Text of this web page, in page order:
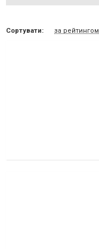
Сортувати: за рейтингом